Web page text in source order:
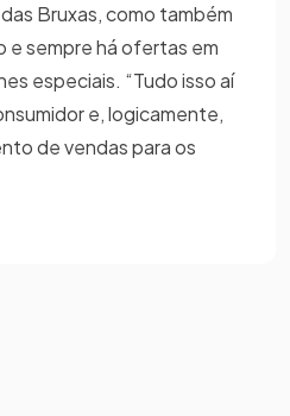
Bruxas, como também
e sempre há ofertas em
especiais. “Tudo isso aí
e, logicamente,
de vendas para os